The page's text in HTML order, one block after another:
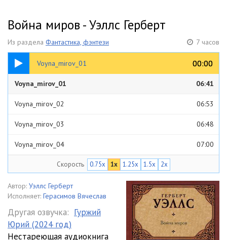
Война миров - Уэллс Герберт
Из раздела Фантастика, фэнтези 7 часов
Voyna_mirov_01 00:00
00:00
06:41
Voyna_mirov_01 06:41
Voyna_mirov_02 06:53
Voyna_mirov_03 06:48
Voyna_mirov_04 07:00
Voyna_mirov_05
Voyna_mirov_06 06:46
06:46
Voyna_mirov_08 06:53
Скорость 0.75x 1x 1.25x 1.5x 2x
Автор: Уэллс Герберт
Исполняет: Герасимов Вячеслав
Другая озвучка: Гуржий
Юрий (2024 год)
Нестареющая аудиокнига